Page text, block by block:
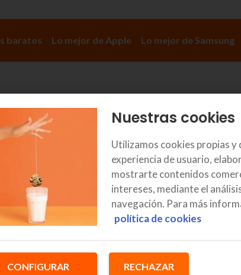
baratos Lo mejor de Apple Lo mejor de Samsung
Nuestras cookies
Utilizamos cookies propias
experiencia de usuario,
mostrarte contenidos
intereses, mediante el
navegación. Para más
política de cookies
CONFIGURAR RECHAZAR